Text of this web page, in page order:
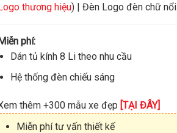
thương hiệu) | Đèn Logo đèn chữ nổi
Miễn phí:
Dán tủ kính 8 Li theo nhu cầu
Hệ thống đèn chiếu sáng
thêm +300 mẫu xe đẹp [TẠI ĐÂY]
Miễn phí tư vấn thiết kế